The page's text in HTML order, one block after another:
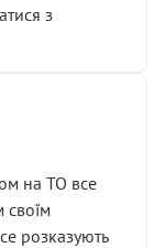
з
на ТО все
своїм
розказують